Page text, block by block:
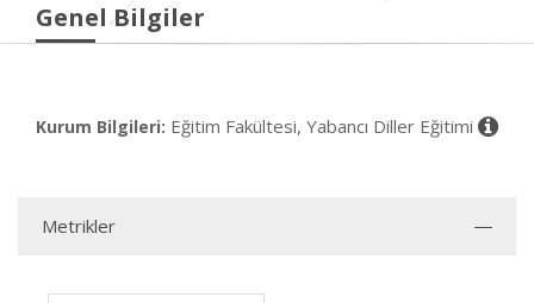
Genel Bilgiler
Kurum Bilgileri: Eğitim Fakültesi, Yabancı Diller Eğitimi
Metrikler